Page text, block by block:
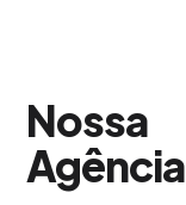
Nossa
Agência